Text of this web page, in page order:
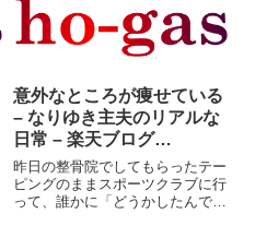
意外なところが痩せている
– なりゆき主夫のリアルな
日常 – 楽天ブログ
（Blog）
昨日の整骨院でしてもらったテー
ピングのままスポーツクラブに行
って、誰かに「どうかしたんです